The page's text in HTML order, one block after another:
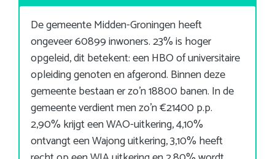
De gemeente Midden-Groningen heeft
ongeveer 60899 inwoners. 23% is hoger
opgeleid, dit betekent: een HBO of universitaire
opleiding genoten en afgerond. Binnen deze
gemeente bestaan er zo’n 18800 banen. In de
gemeente verdient men zo’n €21400 p.p.
2,90% krijgt een WAO-uitkering, 4,10%
ontvangt een Wajong uitkering, 3,10% heeft